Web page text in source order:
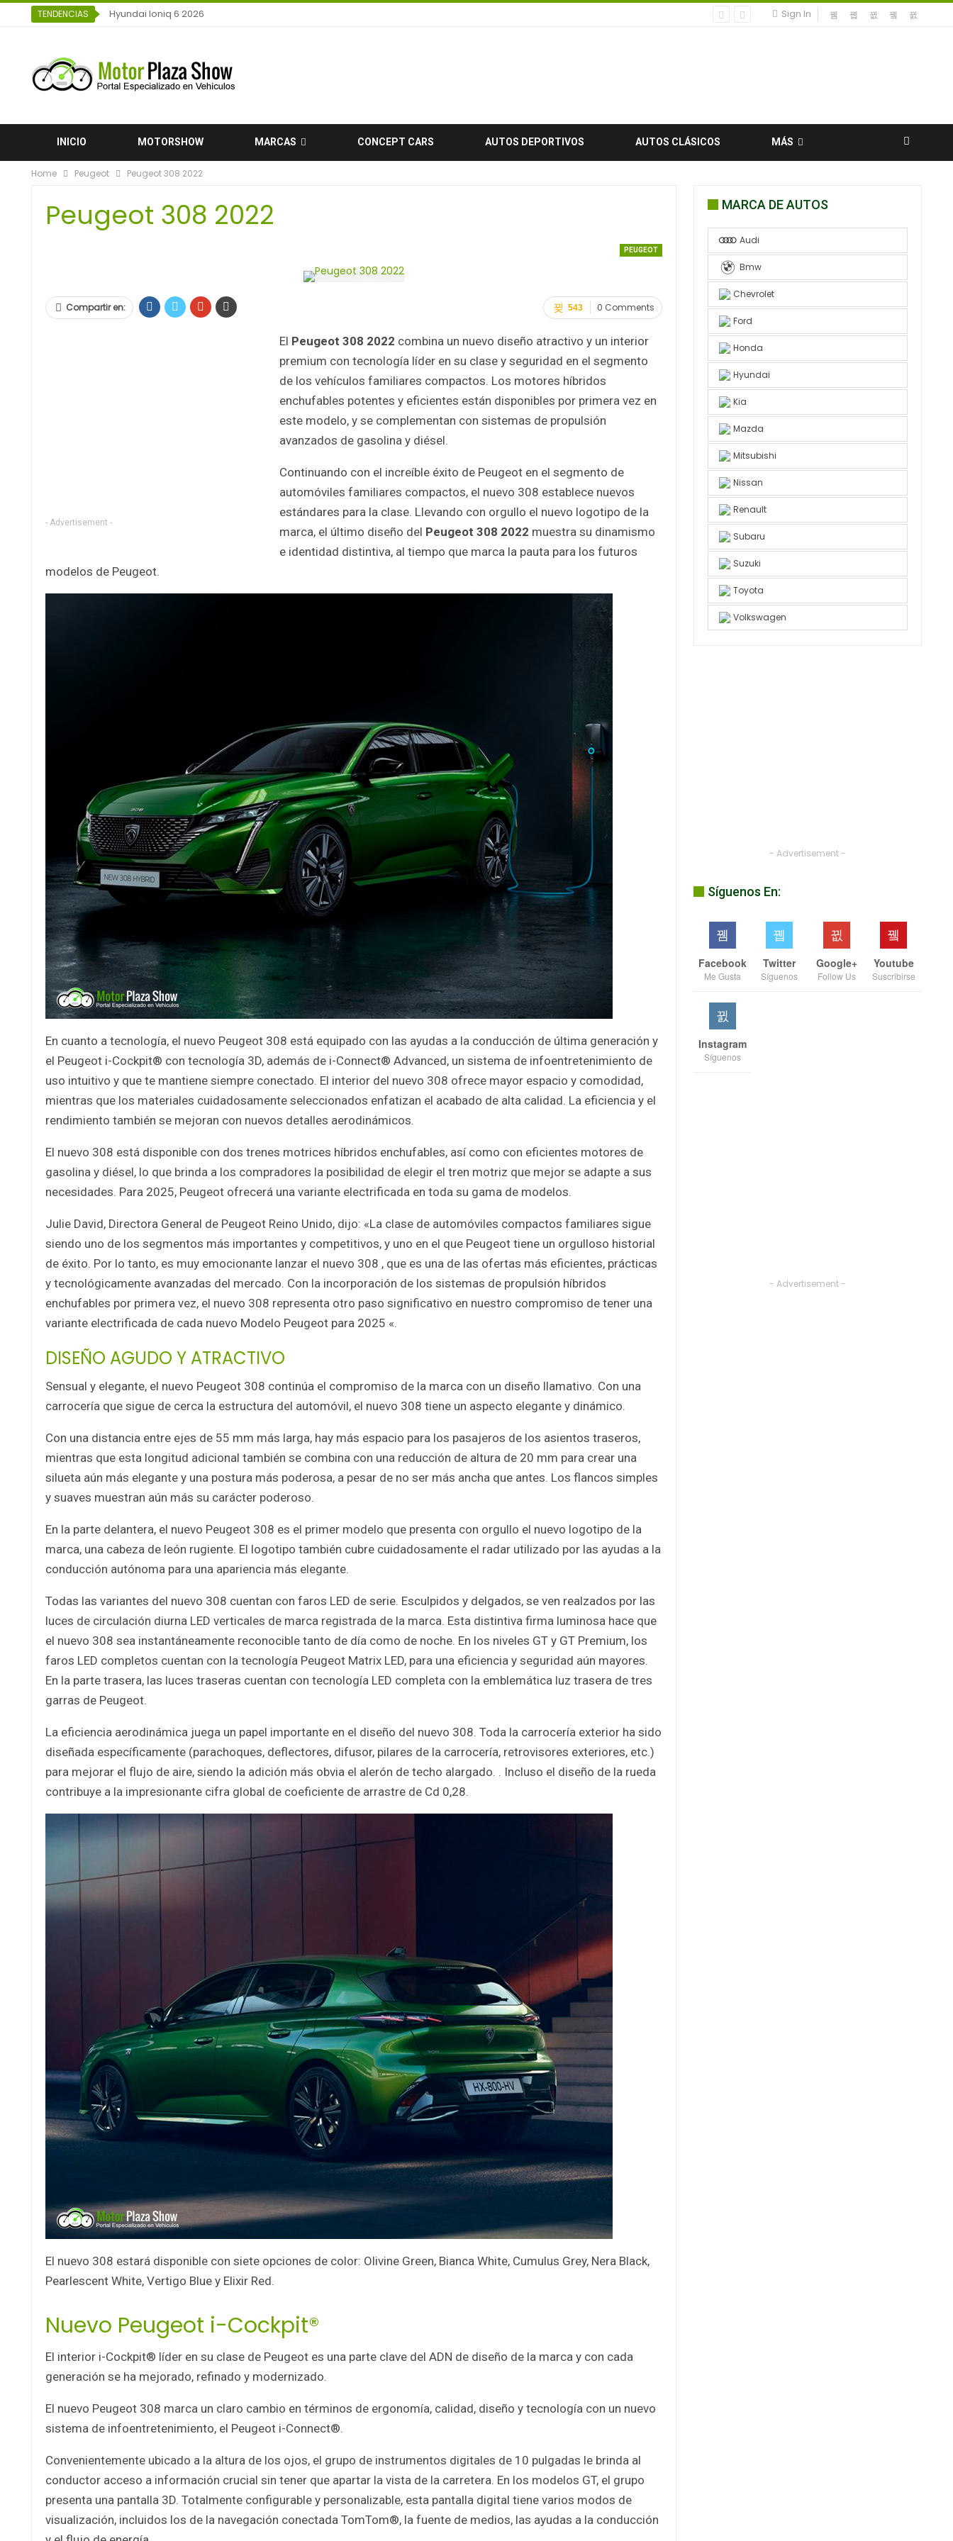
Sign In
TENDENCIAS Hyundai Ioniq 6 2026
INICIO MOTORSHOW MARCAS CONCEPT CARS AUTOS DEPORTIVOS AUTOS CLÁSICOS MÁS
Home Peugeot Peugeot 308 2022
Peugeot 308 2022
PEUGEOT
0 Comments
543
Compartir en:
- Advertisement -
El Peugeot 308 2022 combina un nuevo diseño atractivo y un interior
premium con tecnología líder en su clase y seguridad en el segmento
de los vehículos familiares compactos. Los motores híbridos
enchufables potentes y eficientes están disponibles por primera vez en
este modelo, y se complementan con sistemas de propulsión
avanzados de gasolina y diésel.
Continuando con el increíble éxito de Peugeot en el segmento de
automóviles familiares compactos, el nuevo 308 establece nuevos
estándares para la clase. Llevando con orgullo el nuevo logotipo de la
marca, el último diseño del Peugeot 308 2022 muestra su dinamismo
e identidad distintiva, al tiempo que marca la pauta para los futuros
modelos de Peugeot.
En cuanto a tecnología, el nuevo Peugeot 308 está equipado con las ayudas a la conducción de última generación y
el Peugeot i-Cockpit® con tecnología 3D, además de i-Connect® Advanced, un sistema de infoentretenimiento de
uso intuitivo y que te mantiene siempre conectado. El interior del nuevo 308 ofrece mayor espacio y comodidad,
mientras que los materiales cuidadosamente seleccionados enfatizan el acabado de alta calidad. La eficiencia y el
rendimiento también se mejoran con nuevos detalles aerodinámicos.
El nuevo 308 está disponible con dos trenes motrices híbridos enchufables, así como con eficientes motores de
gasolina y diésel, lo que brinda a los compradores la posibilidad de elegir el tren motriz que mejor se adapte a sus
necesidades. Para 2025, Peugeot ofrecerá una variante electrificada en toda su gama de modelos.
Julie David, Directora General de Peugeot Reino Unido, dijo: «La clase de automóviles compactos familiares sigue
siendo uno de los segmentos más importantes y competitivos, y uno en el que Peugeot tiene un orgulloso historial
de éxito. Por lo tanto, es muy emocionante lanzar el nuevo 308 , que es una de las ofertas más eficientes, prácticas
y tecnológicamente avanzadas del mercado. Con la incorporación de los sistemas de propulsión híbridos
enchufables por primera vez, el nuevo 308 representa otro paso significativo en nuestro compromiso de tener una
variante electrificada de cada nuevo Modelo Peugeot para 2025 «.
DISEÑO AGUDO Y ATRACTIVO
Sensual y elegante, el nuevo Peugeot 308 continúa el compromiso de la marca con un diseño llamativo. Con una
carrocería que sigue de cerca la estructura del automóvil, el nuevo 308 tiene un aspecto elegante y dinámico.
Con una distancia entre ejes de 55 mm más larga, hay más espacio para los pasajeros de los asientos traseros,
mientras que esta longitud adicional también se combina con una reducción de altura de 20 mm para crear una
silueta aún más elegante y una postura más poderosa, a pesar de no ser más ancha que antes. Los flancos simples
y suaves muestran aún más su carácter poderoso.
En la parte delantera, el nuevo Peugeot 308 es el primer modelo que presenta con orgullo el nuevo logotipo de la
marca, una cabeza de león rugiente. El logotipo también cubre cuidadosamente el radar utilizado por las ayudas a la
conducción autónoma para una apariencia más elegante.
Todas las variantes del nuevo 308 cuentan con faros LED de serie. Esculpidos y delgados, se ven realzados por las
luces de circulación diurna LED verticales de marca registrada de la marca. Esta distintiva firma luminosa hace que
el nuevo 308 sea instantáneamente reconocible tanto de día como de noche. En los niveles GT y GT Premium, los
faros LED completos cuentan con la tecnología Peugeot Matrix LED, para una eficiencia y seguridad aún mayores.
En la parte trasera, las luces traseras cuentan con tecnología LED completa con la emblemática luz trasera de tres
garras de Peugeot.
La eficiencia aerodinámica juega un papel importante en el diseño del nuevo 308. Toda la carrocería exterior ha sido
diseñada específicamente (parachoques, deflectores, difusor, pilares de la carrocería, retrovisores exteriores, etc.)
para mejorar el flujo de aire, siendo la adición más obvia el alerón de techo alargado. . Incluso el diseño de la rueda
contribuye a la impresionante cifra global de coeficiente de arrastre de Cd 0,28.
El nuevo 308 estará disponible con siete opciones de color: Olivine Green, Bianca White, Cumulus Grey, Nera Black,
Pearlescent White, Vertigo Blue y Elixir Red.
Nuevo Peugeot i-Cockpit®
El interior i-Cockpit® líder en su clase de Peugeot es una parte clave del ADN de diseño de la marca y con cada
generación se ha mejorado, refinado y modernizado.
El nuevo Peugeot 308 marca un claro cambio en términos de ergonomía, calidad, diseño y tecnología con un nuevo
sistema de infoentretenimiento, el Peugeot i-Connect®.
Convenientemente ubicado a la altura de los ojos, el grupo de instrumentos digitales de 10 pulgadas le brinda al
conductor acceso a información crucial sin tener que apartar la vista de la carretera. En los modelos GT, el grupo
presenta una pantalla 3D. Totalmente configurable y personalizable, esta pantalla digital tiene varios modos de
visualización, incluidos los de la navegación conectada TomTom®, la fuente de medios, las ayudas a la conducción
MARCA DE AUTOS
Audi
Bmw
Chevrolet
Ford
Honda
Hyundai
Kia
Mazda
Mitsubishi
Nissan
Renault
Subaru
Suzuki
Toyota
Volkswagen
- Advertisement -
Síguenos En:
Facebook
Me Gusta
Twitter
Síguenos
Google+
Follow Us
Youtube
Suscribirse
Instagram
Síguenos
- Advertisement -